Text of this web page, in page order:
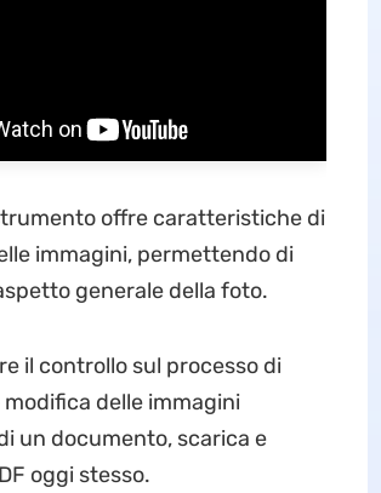
offre caratteristiche di
immagini, permettendo di
generale della foto.
il controllo sul processo di
delle immagini
un documento, scarica e
oggi stesso.